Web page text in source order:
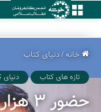
منو
خانه/دنیای کتاب
تازه های کتاب دنیای